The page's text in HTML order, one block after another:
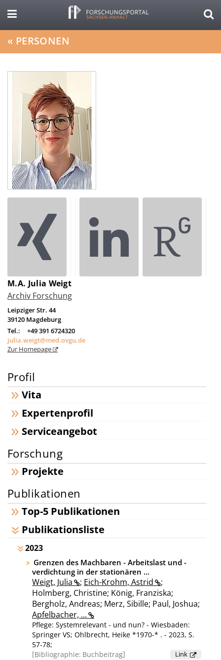
« PERSONEN
M.A. Julia Weigt
Archiv Forschung
Leipziger Str. 44
39120 Magdeburg
Tel.:
+49 391 6724320
julia.weigt@med.ovgu.de
Zur Homepage
Profil
Vita
Expertenprofil
Serviceangebot
Forschung
Projekte
Publikationen
Top-5 Publikationen
Publikationsliste
2023
Grenzen des Machbaren - Arbeitslast und -
verdichtung in der stationären ...
Weigt, Julia ; Eich-Krohm, Astrid
;
Holmberg, Christine; König, Franziska;
Bergholz, Andreas; Merz, Sibille; Paul, Joshua;
Apfelbacher, ...
Pflege: Systemrelevant - und nun? - Wiesbaden:
Springer VS; Ohlbrecht, Heike *1970-* . - 2023, S.
57-78;
Bibliographie: Buchbeitrag Link